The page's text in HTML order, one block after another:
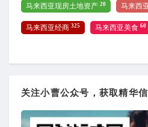
马来西亚现房土地资产 20 马来西
马来西亚经商 325 马来西亚美食 60
关注小曹公众号，获取精华